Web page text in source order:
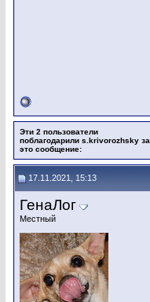
Эти 2 пользователи
поблагодарили s.krivorozhsky за
это сообщение:
17.11.2021, 15:13
ГенаЛог
Местный